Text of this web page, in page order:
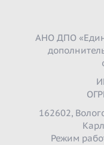
АНО ДПО
162602,
Режим